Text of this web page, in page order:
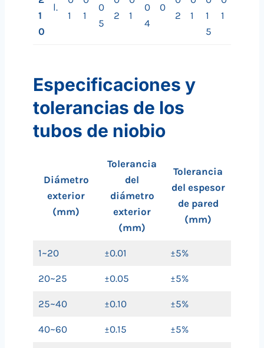
1
0
l.
1
1
0
5
2
1
0
4
0
2
1
1
5
1
Especificaciones y
tolerancias de los
tubos de niobio
Diámetro
exterior
(mm)
Tolerancia
del
diámetro
exterior
(mm)
Tolerancia
del espesor
de pared
(mm)
1~20 ±0.01 ±5%
20~25 ±0.05 ±5%
25~40 ±0.10 ±5%
40~60 ±0.15 ±5%